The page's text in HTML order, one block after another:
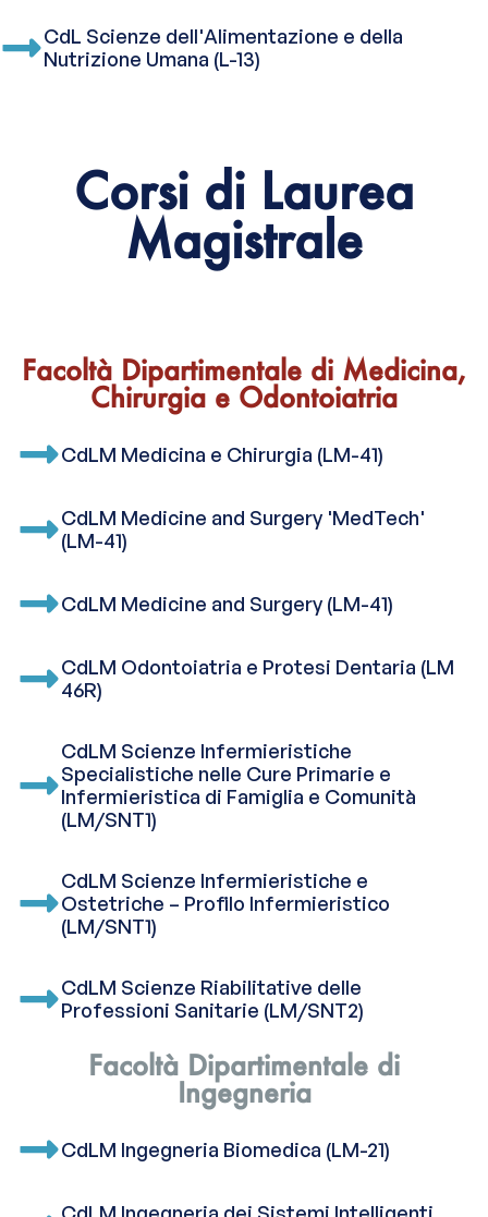
CdL Scienze dell'Alimentazione e della
Nutrizione Umana (L-13)
Corsi di Laurea
Magistrale
Facoltà Dipartimentale di Medicina,
Chirurgia e Odontoiatria
CdLM Medicina e Chirurgia (LM-41)
CdLM Medicine and Surgery 'MedTech'
(LM-41)
CdLM Medicine and Surgery (LM-41)
CdLM Odontoiatria e Protesi Dentaria (LM
46R)
CdLM Scienze Infermieristiche
Specialistiche nelle Cure Primarie e
Infermieristica di Famiglia e Comunità
(LM/SNT1)
CdLM Scienze Infermieristiche e
Ostetriche – Profilo Infermieristico
(LM/SNT1)
CdLM Scienze Riabilitative delle
Professioni Sanitarie (LM/SNT2)
Facoltà Dipartimentale di
Ingegneria
CdLM Ingegneria Biomedica (LM-21)